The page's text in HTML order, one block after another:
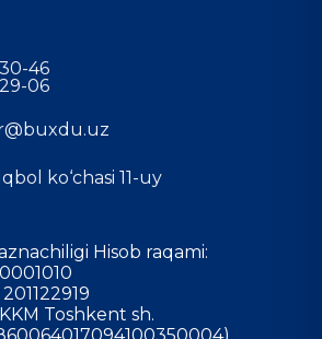
46
06
ko‘chasi 11-uy
Hisob raqami:
Toshkent sh.